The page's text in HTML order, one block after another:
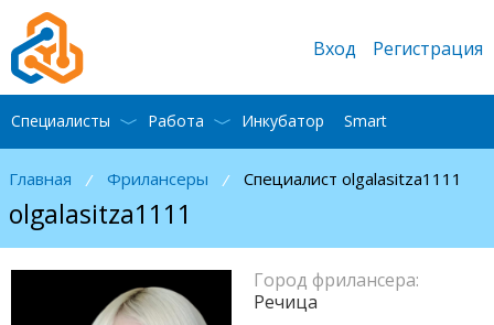
Главная / Фрилансеры / Специалист olgalasitza1111
olgalasitza1111
Город фрилансера:
Речица
Вход Регистрация
Специалисты Работа Инкубатор Smart